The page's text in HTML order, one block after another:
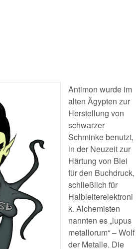
Antimon wurde im
alten Ägypten zur
Herstellung von
schwarzer
Schminke benutzt,
in der Neuzeit zur
Härtung von Blei
für den Buchdruck,
schließlich für
Halbleiterelektroni
k. Alchemisten
nannten es „lupus
metallorum“ – Wolf
der Metalle. Die